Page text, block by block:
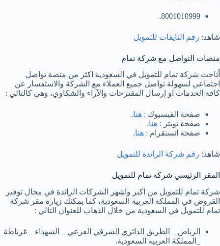
8001010999.
شاهد: رقم النايفات للتمويل
منصات التواصل مع شركة تمام
أتاحت شركة تمام للتمويل في السعودية اكثر من منصة تواصل
اجتماعي لسهولة تواصل جميع العملاء مع الشركة والاستفسار عن
كافة الخدمات او إرسال المقترحات والآراء والشكاوي، وهي كالتالي :
صفحة الفيسبوك : هنا.
صفحة تويتر : هنا.
صفحة انستقرام : هنا.
شاهد: رقم شركة الرائدة للتمويل
المقر الرئيسي شركة تمام للتمويل
شركة تمام للتمويل من اكبر واشهر الشركات الرائدة في مجال توفير
القروض في المملكة العربية السعودية، كما يمكنك زيارة مقر شركة
تمام للتمويل في السعودية من خلال الذهاب للعنوان التالي :
الرياض _ الطريق الدائري الشرقي الفرعي _ الشهداء _ غرناطة
_المملكة العربية السعودية.